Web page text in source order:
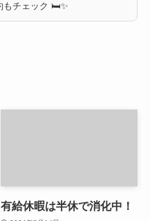
もチェック 🛏✨
有給休暇は半休で消化中！